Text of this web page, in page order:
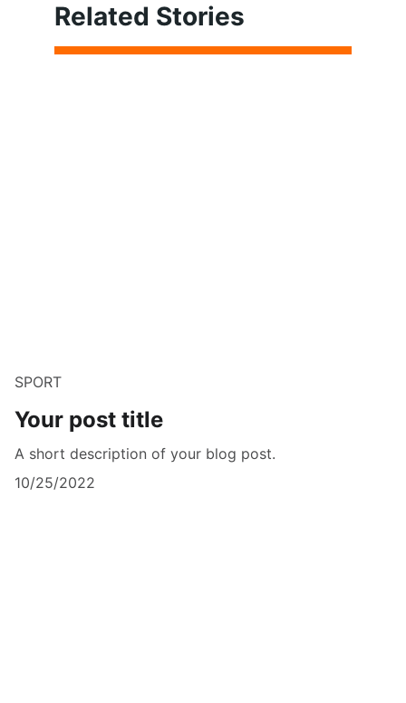
Related Stories
SPORT
Your post title
A short description of your blog post.
10/25/2022